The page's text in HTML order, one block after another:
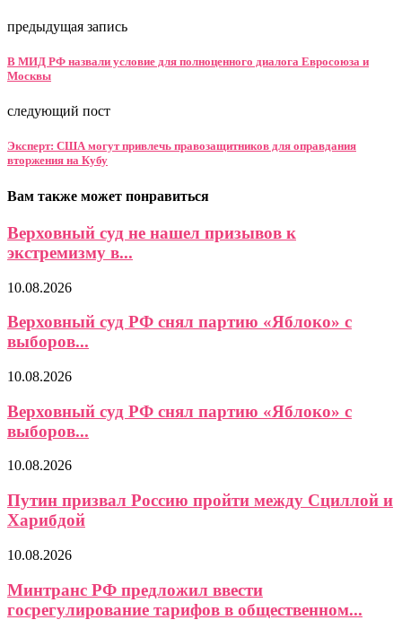
предыдущая запись
В МИД РФ назвали условие для полноценного диалога Евросоюза и
Москвы
следующий пост
Эксперт: США могут привлечь правозащитников для оправдания
вторжения на Кубу
Вам также может понравиться
Верховный суд не нашел призывов к
экстремизму в...
10.08.2026
Верховный суд РФ снял партию «Яблоко» с
выборов...
10.08.2026
Верховный суд РФ снял партию «Яблоко» с
выборов...
10.08.2026
Путин призвал Россию пройти между Сциллой и
Харибдой
10.08.2026
Минтранс РФ предложил ввести
госрегулирование тарифов в общественном...